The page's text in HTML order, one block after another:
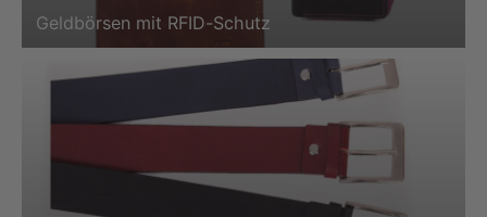
Geldbörsen mit RFID-Schutz